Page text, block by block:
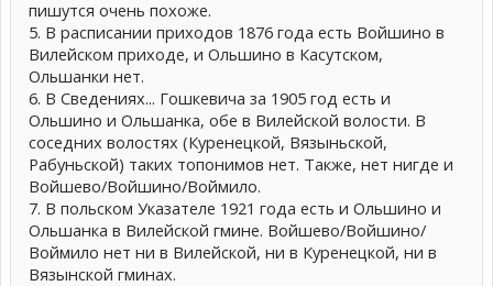
пишутся очень похоже.
5. В расписании приходов 1876 года есть Войшино в
Вилейском приходе, и Ольшино в Касутском,
Ольшанки нет.
6. В Сведениях... Гошкевича за 1905 год есть и
Ольшино и Ольшанка, обе в Вилейской волости. В
соседних волостях (Куренецкой, Вязыньской,
Рабуньской) таких топонимов нет. Также, нет нигде и
Войшево/Войшино/Воймило.
7. В польском Указателе 1921 года есть и Ольшино и
Ольшанка в Вилейской гмине. Войшево/Войшино/
Воймило нет ни в Вилейской, ни в Куренецкой, ни в
Вязынской гминах.